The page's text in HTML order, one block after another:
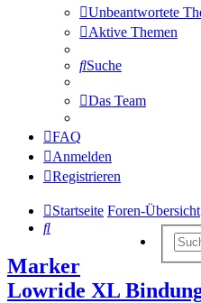
Unbeantwortete
Aktive Themen
Suche
Das Team
FAQ
Anmelden
Registrieren
Startseite Foren-Übersicht
Suche
Marker
Lowride XL